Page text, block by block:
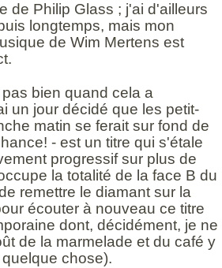
de Philip Glass ; j'ai d'ailleurs
longtemps, mais mon
de Wim Mertens est
bien quand cela a
un jour décidé que les petit-
matin se ferait sur fond de
- est un titre qui s'étale
progressif sur plus de
la totalité de la face B du
remettre le diamant sur la
écouter à nouveau ce titre
dont, décidément, je ne
de la marmelade et du café y
chose).